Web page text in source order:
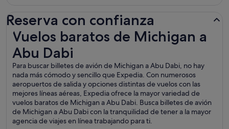
Reserva con confianza
Vuelos baratos de Michigan a
Abu Dabi
Para buscar billetes de avión de Michigan a Abu Dabi, no hay
nada más cómodo y sencillo que Expedia. Con numerosos
aeropuertos de salida y opciones distintas de vuelos con las
mejores líneas aéreas, Expedia ofrece la mayor variedad de
vuelos baratos de Michigan a Abu Dabi. Busca billetes de avión
de Michigan a Abu Dabi con la tranquilidad de tener a la mayor
agencia de viajes en línea trabajando para ti.
Vuelos baratos de Michigan a Abu Dabi